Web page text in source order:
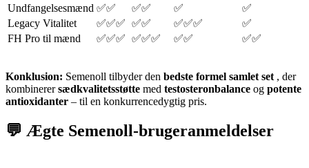
Undfangelsesmænd ✅✅ ✅✅ ✅
✅
Legacy Vitalitet
✅✅✅ ✅✅ ✅✅✅
✅
FH Pro til mænd
✅✅✅ ✅✅✅ ✅✅ ✅✅
Konklusion: Semenoll tilbyder den bedste formel samlet set , der
kombinerersædkvalitetsstøtte med testosteronbalance og potente
antioxidanter – til en konkurrencedygtig pris.
💬 Ægte Semenoll-brugeranmeldelser